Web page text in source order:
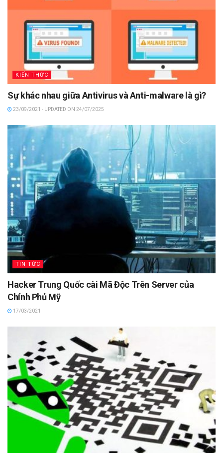
KIẾN THỨC
Sự khác nhau giữa Antivirus và Anti-malware là gì?
23/09/2021 - UPDATED ON 24/07/2025
TIN TỨC
Hacker Trung Quốc cài Mã Độc Trên Server của
Chính Phủ Mỹ
17/03/2021